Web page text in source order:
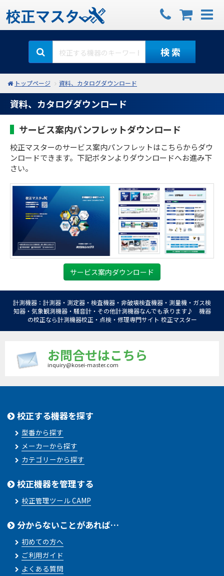
検 索
トップページ 資料、カタログダウンロード
資料、カタログダウンロード
サービス案内パンフレットダウンロード
校正マスターのサービス案内パンフレットはこちらからダウ
ンロードできます。下記ボタンよりダウンロードへお進み下
さい。
サービス案内ダウンロード
計測機器：計測器・測定器・検査機器・非破壊検査機器・測量機・ガス検
知器・気象観測機器・騒音計・その他計測機器なんでも承ります♪ 機器
の校正なら計測機器校正・点検・修理専門サイト 校正マスター
お問合せはこちら
inquiry@kosei-master.com
校正する機器を探す
型番から探す
メーカーから探す
カテゴリーから探す
校正機器を管理する
校正管理ツール CAMP
分からないことがあれば…
初めての方へ
ご利用ガイド
よくある質問